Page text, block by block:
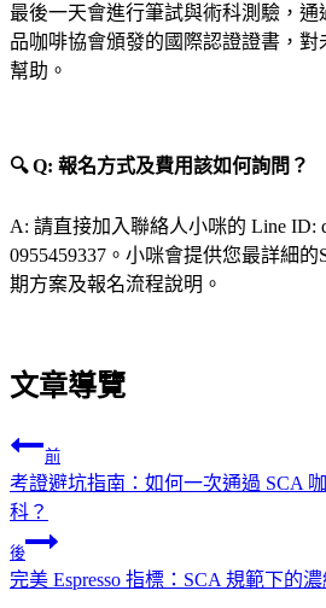
最後一天會進行筆試與術科測驗，通
品咖啡協會頒發的國際認證證書，
幫助。
🔍 Q: 報名方式及費用該如何詢問？
A: 請直接加入聯絡人小咪的 Line ID:
0955459337。小咪會提供您最詳細
期方案及報名流程說明。
文章導覽
前
考證避坑指南：如何一次通過 SCA
科？
後
完美 Espresso 指標：SCA 規範下的